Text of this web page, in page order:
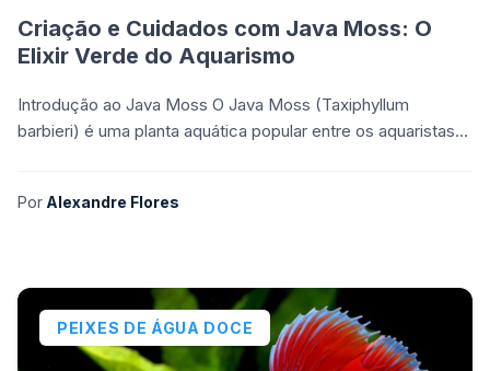
Criação e Cuidados com Java Moss: O
Elixir Verde do Aquarismo
Introdução ao Java Moss O Java Moss (Taxiphyllum
barbieri) é uma planta aquática popular entre os aquaristas
Por Alexandre Flores
PEIXES DE ÁGUA DOCE